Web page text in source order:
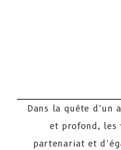
Dans la quête d’un
et profond, les
partenariat et